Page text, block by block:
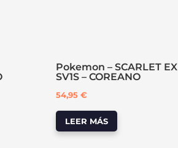
Pokemon – SCARLET EX
SV1S – COREANO
54,95€
LEER MÁS